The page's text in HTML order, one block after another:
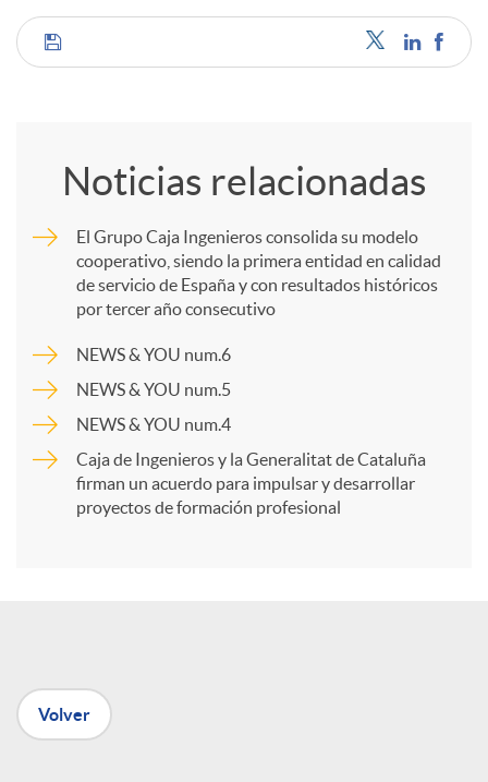
d
s
C
a
r
e
Noticias relacionadas
El Grupo Caja Ingenieros consolida su modelo
cooperativo, siendo la primera entidad en calidad
de servicio de España y con resultados históricos
por tercer año consecutivo
NEWS & YOU num.6
NEWS & YOU num.5
NEWS & YOU num.4
Caja de Ingenieros y la Generalitat de Cataluña
firman un acuerdo para impulsar y desarrollar
proyectos de formación profesional
Volver